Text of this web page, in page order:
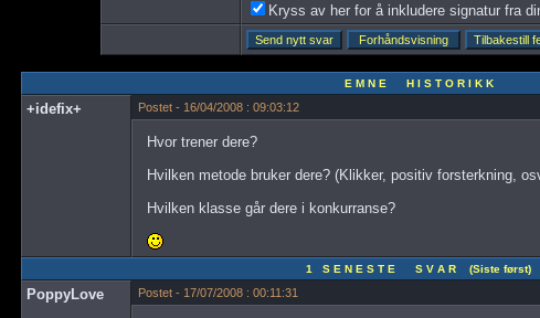
Kryss av her for å inkludere signatur fra
E M N E H I S T O R I K K
+idefix+ Postet - 16/04/2008 : 09:03:12
Hvor trener dere?
Hvilken metode bruker dere? (Klikker, positiv forsterkning,
Hvilken klasse går dere i konkurranse?
1 S E N E S T E S V A R (Siste først)
PoppyLove Postet - 17/07/2008 : 00:11:31